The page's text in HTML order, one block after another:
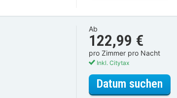
Ab
122,99 €
pro Zimmer pro Nacht
Inkl. Citytax
Datum suchen